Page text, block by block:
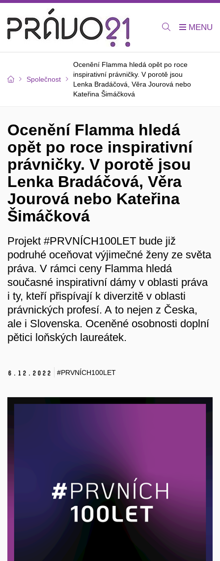
Společnost
Ocenění Flamma hledá opět po roce
inspirativní právničky. V porotě jsou
Lenka Bradáčová, Věra Jourová nebo
Kateřina Šimáčková
Ocenění Flamma hledá
opět po roce inspirativní
právničky. V porotě jsou
Lenka Bradáčová, Věra
Jourová nebo Kateřina
Šimáčková
Projekt #PRVNÍCH100LET bude již
podruhé oceňovat výjimečné ženy ze světa
práva. V rámci ceny Flamma hledá
současné inspirativní dámy v oblasti práva
i ty, kteří přispívají k diverzitě v oblasti
právnických profesí. A to nejen z Česka,
ale i Slovenska. Oceněné osobnosti doplní
pětici loňských laureátek.
6. 12. 2022 #PRVNÍCH100LET